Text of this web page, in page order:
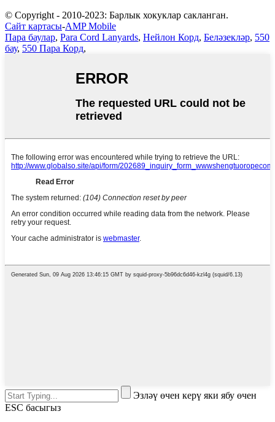
© Copyright - 2010-2023: Барлык хокуклар сакланган.
Сайт картасы-AMP Mobile
Пара баулар, Para Cord Lanyards, Нейлон Корд, Беләзекләр, 550
бау, 550 Пара Корд,
Эзләү өчен керү яки ябу өчен
ESC басыгыз